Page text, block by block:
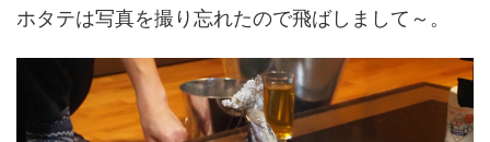
ホタテは写真を撮り忘れたので飛ばしまして～。